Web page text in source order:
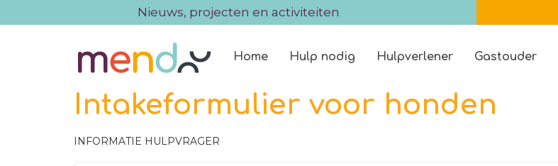
Nieuws, projecten en activiteiten
Home Hulp nodig Hulpverlener Gastouder
Intakeformulier voor honden
INFORMATIE HULPVRAGER